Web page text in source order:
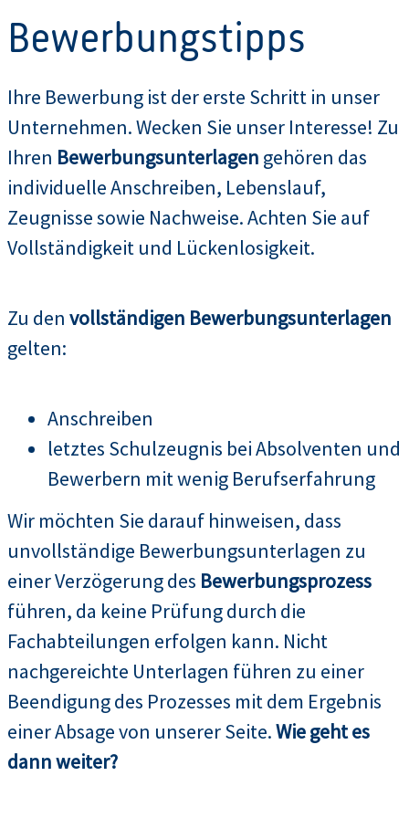
Bewerbungstipps
Ihre Bewerbung ist der erste Schritt in unser
Unternehmen. Wecken Sie unser Interesse! Zu
Ihren Bewerbungsunterlagen gehören das
individuelle Anschreiben, Lebenslauf,
Zeugnisse sowie Nachweise. Achten Sie auf
Vollständigkeit und Lückenlosigkeit.
Zu den vollständigen Bewerbungsunterlagen
gelten:
Anschreiben
letztes Schulzeugnis bei Absolventen und
Bewerbern mit wenig Berufserfahrung
Wir möchten Sie darauf hinweisen, dass
unvollständige Bewerbungsunterlagen zu
einer Verzögerung des Bewerbungsprozess
führen, da keine Prüfung durch die
Fachabteilungen erfolgen kann. Nicht
nachgereichte Unterlagen führen zu einer
Beendigung des Prozesses mit dem Ergebnis
einer Absage von unserer Seite.Wie geht es
dann weiter?